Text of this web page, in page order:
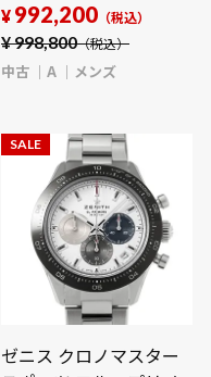
時計 【中古】
【wristwatch】
¥998,800（税込）
¥ 992,200 （税込）
中古 A メンズ
SALE
ゼニス クロノマスター